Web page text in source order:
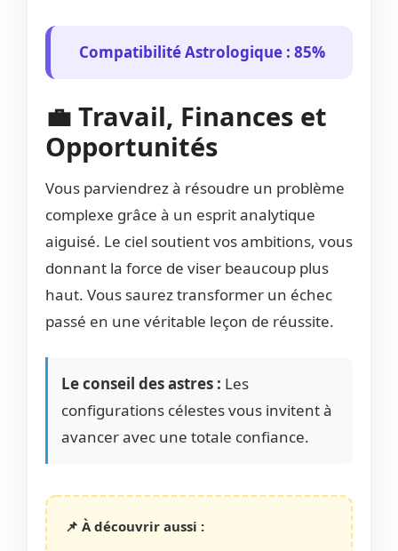
Compatibilité Astrologique : 85%
💼 Travail, Finances et
Opportunités
Vous parviendrez à résoudre un problème
complexe grâce à un esprit analytique
aiguisé. Le ciel soutient vos ambitions, vous
donnant la force de viser beaucoup plus
haut. Vous saurez transformer un échec
passé en une véritable leçon de réussite.
Le conseil des astres : Les
configurations célestes vous invitent à
avancer avec une totale confiance.
📌 À découvrir aussi :